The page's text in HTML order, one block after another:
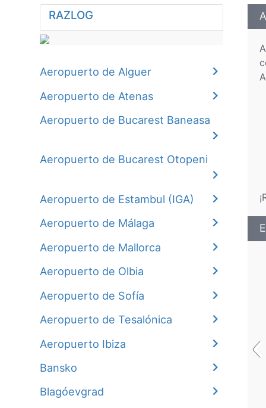
RAZLOG
Aeropuerto de Alguer
Aeropuerto de Atenas
Aeropuerto de Bucarest Baneasa
Aeropuerto de Bucarest Otopeni
Aeropuerto de Estambul (IGA)
Aeropuerto de Málaga
Aeropuerto de Mallorca
Aeropuerto de Olbia
Aeropuerto de Sofía
Aeropuerto de Tesalónica
Aeropuerto Ibiza
Bansko
Blagóevgrad
‹